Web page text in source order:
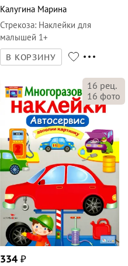
Калугина Марина
Стрекоза: Наклейки для
малышей 1+
В КОРЗИНУ
16 рец.
16 фото
334 ₽